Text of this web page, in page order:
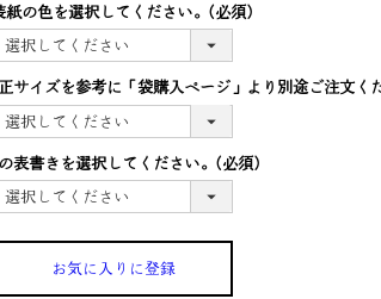
紙の色を選択してください。 (必須)
サイズを参考に「袋購入ぺージ」より別途ご注文く
表書きを選択してください。 (必須)
お気に入りに登録